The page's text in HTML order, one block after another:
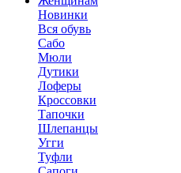
Новинки
Вся обувь
Сабо
Мюли
Дутики
Лоферы
Кроссовки
Тапочки
Шлепанцы
Угги
Туфли